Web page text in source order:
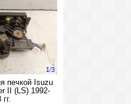
1/3
печкой Isuzu
II (LS) 1992-